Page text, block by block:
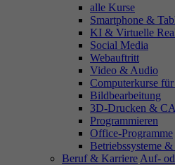
alle Kurse
Smartphone &
KI & Virtuelle
Social Media
Webauftritt
Video & Audio
Computerkurse
Bildbearbeitung
3D-Drucken &
Programmieren
Office-Programme
Betriebssysteme
Beruf & Karriere Auf-